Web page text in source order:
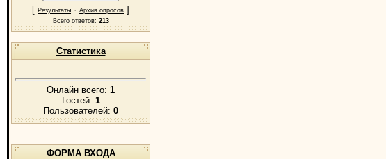
[ Результаты · Архив опросов ]
Всего ответов: 213
Статистика
Онлайн всего: 1
Гостей: 1
Пользователей: 0
ФОРМА ВХОДА